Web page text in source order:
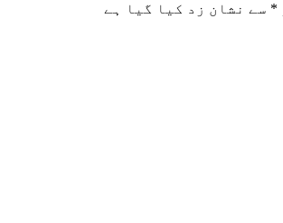
* سے نشان زد کیا گیا ہے